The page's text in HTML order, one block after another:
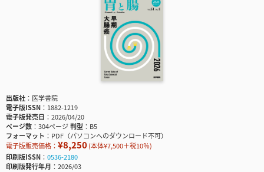
出版社
医学書院
電子版ISSN
1882-1219
電子版発売日
2026/04/20
ページ数
304ページ判型
B5
フォーマット
PDF（パソコンへのダウンロード不可）
電子版販売価格： ¥8,250(本体¥7,500＋税10％)
印刷版ISSN
0536-2180
印刷版発行年月
2026/03